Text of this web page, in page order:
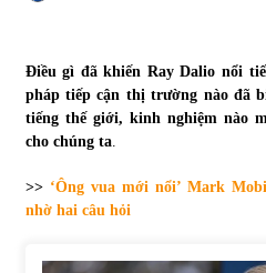
Tự doanh ngày
06/06/2022
Top 10 tỷ phú giàu
Điều gì đã khiến Ray Dalio nổi
pháp tiếp cận thị trường nào đã
tiếng thế giới, kinh nghiệm nào
cho chúng ta.
>> ‘Ông vua mới nổi’ Mark
nhờ hai câu hỏi